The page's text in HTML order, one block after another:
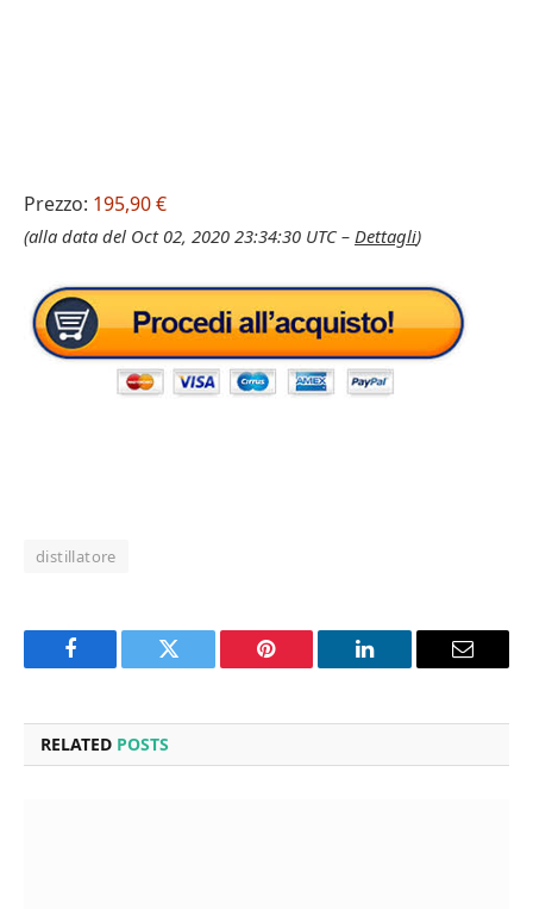
Prezzo: 195,90 €
(alla data del Oct 02, 2020 23:34:30 UTC – Dettagli)
distillatore
Facebook Twitter Pinterest LinkedIn Email
RELATED POSTS